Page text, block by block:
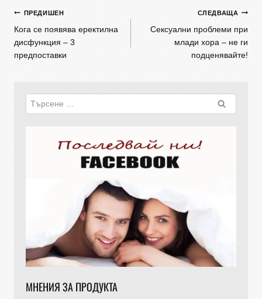
ПРЕДИШЕН
Кога се появява еректилна
дисфункция – 3
предпоставки
СЛЕДВАЩА
Сексуални проблеми при
млади хора – не ги
подценявайте!
МНЕНИЯ ЗА ПРОДУКТА